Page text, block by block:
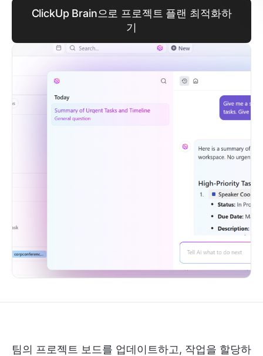
ClickUp Brain으로 프로젝트 플랜 최적화하
기
팀의 프로젝트 보드를 업데이트하고, 작업을 할당하